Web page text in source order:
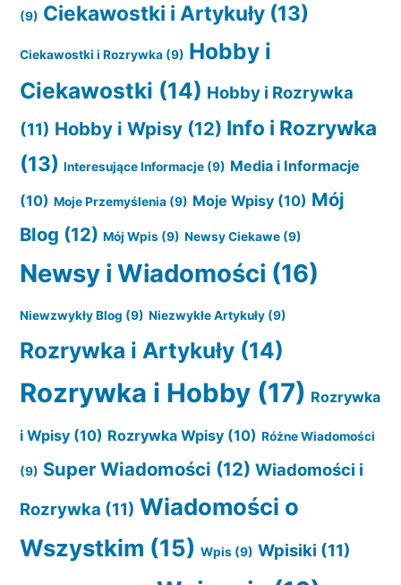
(9) Ciekawostki i Artykuły (13)
Ciekawostki i Rozrywka (9) Hobby i
Ciekawostki (14) Hobby i Rozrywka
(11) Hobby i Wpisy (12) Info i Rozrywka
(13) Interesujące Informacje (9) Media i Informacje
(10) Moje Przemyślenia (9) Moje Wpisy (10) Mój
Blog (12) Mój Wpis (9) Newsy Ciekawe (9)
Newsy i Wiadomości (16)
Niewzwykły Blog (9) Niezwykłe Artykuły (9)
Rozrywka i Artykuły (14)
Rozrywka i Hobby (17) Rozrywka
i Wpisy (10) Rozrywka Wpisy (10) Różne Wiadomości
(9) Super Wiadomości (12) Wiadomości i
Rozrywka (11) Wiadomości o
Wszystkim (15) Wpis (9) Wpisiki (11)